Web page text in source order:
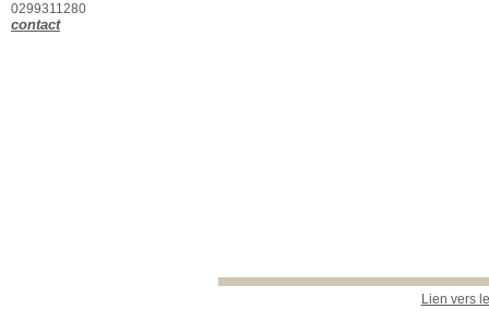
Lien vers
Français
0299311280
contact